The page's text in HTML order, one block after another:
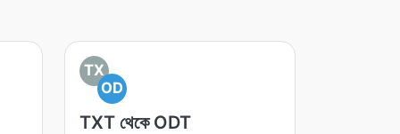
TX
OD
TXT থেকে ODT